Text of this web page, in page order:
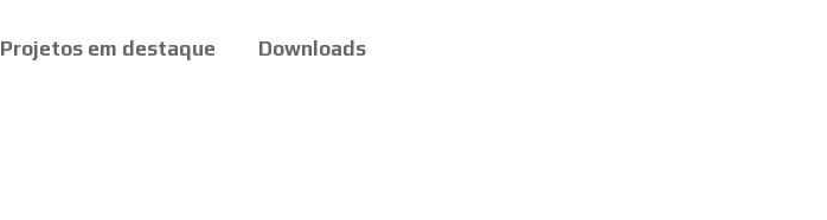
Projetos em destaque Downloads